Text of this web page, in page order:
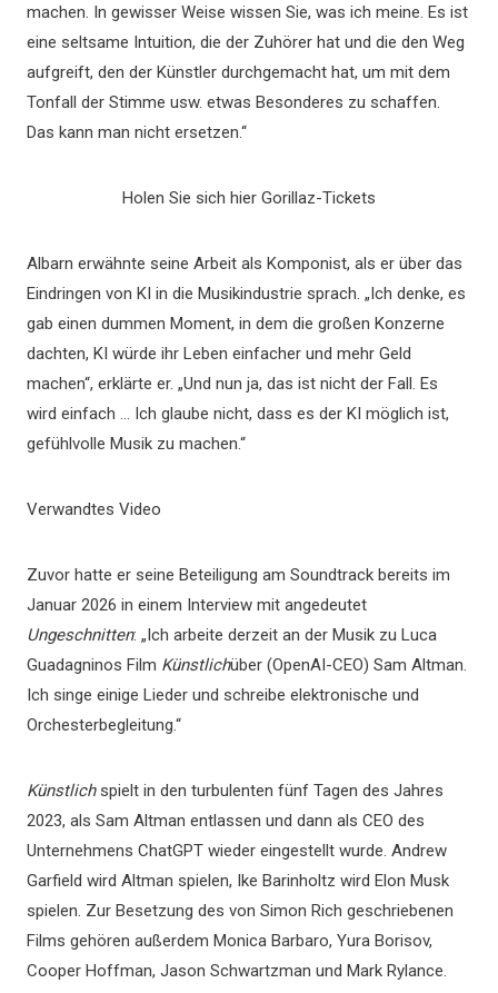
machen. In gewisser Weise wissen Sie, was ich meine. Es ist
eine seltsame Intuition, die der Zuhörer hat und die den Weg
aufgreift, den der Künstler durchgemacht hat, um mit dem
Tonfall der Stimme usw. etwas Besonderes zu schaffen.
Das kann man nicht ersetzen.“
Holen Sie sich hier Gorillaz-Tickets
Albarn erwähnte seine Arbeit als Komponist, als er über das
Eindringen von KI in die Musikindustrie sprach. „Ich denke, es
gab einen dummen Moment, in dem die großen Konzerne
dachten, KI würde ihr Leben einfacher und mehr Geld
machen“, erklärte er. „Und nun ja, das ist nicht der Fall. Es
wird einfach … Ich glaube nicht, dass es der KI möglich ist,
gefühlvolle Musik zu machen.“
Verwandtes Video
Zuvor hatte er seine Beteiligung am Soundtrack bereits im
Januar 2026 in einem Interview mit angedeutet
Ungeschnitten: „Ich arbeite derzeit an der Musik zu Luca
Guadagninos Film Künstlichüber (OpenAI-CEO) Sam Altman.
Ich singe einige Lieder und schreibe elektronische und
Orchesterbegleitung.“
Künstlichspielt in den turbulenten fünf Tagen des Jahres
2023, als Sam Altman entlassen und dann als CEO des
Unternehmens ChatGPT wieder eingestellt wurde. Andrew
Garfield wird Altman spielen, Ike Barinholtz wird Elon Musk
spielen. Zur Besetzung des von Simon Rich geschriebenen
Films gehören außerdem Monica Barbaro, Yura Borisov,
Cooper Hoffman, Jason Schwartzman und Mark Rylance.